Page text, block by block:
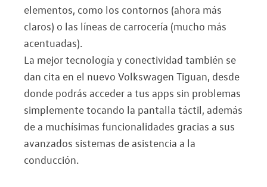
elementos, como los contornos (ahora más
claros) o las líneas de carrocería (mucho más
acentuadas).
La mejor tecnología y conectividad también se
dan cita en el nuevo Volkswagen Tiguan, desde
donde podrás acceder a tus apps sin problemas
simplemente tocando la pantalla táctil, además
de a muchísimas funcionalidades gracias a sus
avanzados sistemas de asistencia a la
conducción.